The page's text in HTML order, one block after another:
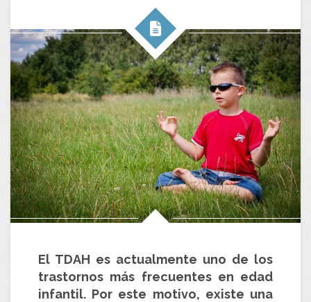
El TDAH es actualmente uno de los
trastornos más frecuentes en edad
infantil. Por este motivo, existe una